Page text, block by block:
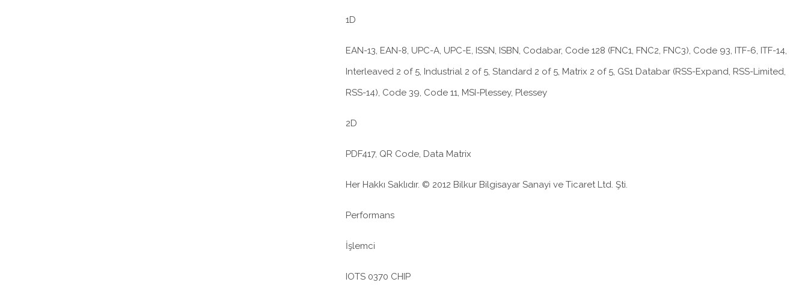
1D
EAN-13, EAN-8, UPC-A, UPC-E, ISSN, ISBN, Codabar, Code 128 (FNC1, FNC2, FNC3), Code 93, ITF-6, ITF-14,
Interleaved 2 of 5, Industrial 2 of 5, Standard 2 of 5, Matrix 2 of 5, GS1 Databar (RSS-Expand, RSS-Limited,
RSS-14), Code 39, Code 11, MSI-Plessey, Plessey
2D
PDF417, QR Code, Data Matrix
Her Hakkı Saklıdır. © 2012 Bilkur Bilgisayar Sanayi ve Ticaret Ltd. Şti.
Performans
İşlemci
IOTS 0370 CHIP